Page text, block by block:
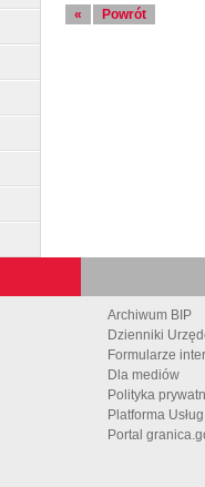
« Powrót
Archiwum BIP
Dzienniki
Formularze
Dla mediów
Polityka
Platforma
Portal